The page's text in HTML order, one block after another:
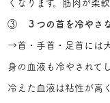
くなります。筋肉が柔
③ ３つの首を冷やさ
→首・手首・足首には
身の血液も冷やされてし
冷えた血液は粘性が高